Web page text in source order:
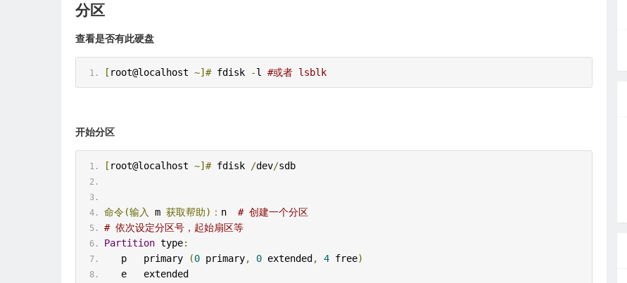
分区
查看是否有此硬盘
[ root@localhost ~]# fdisk -l #或者 lsblk
开始分区
[ root@localhost ~]# fdisk /dev/sdb
命令(输入 m 获取帮助)： n # 创建一个分区
# 依次设定分区号，起始扇区等
Partition type:
   p   primary
(0 primary, 0 extended , 4 free)
   e   extended